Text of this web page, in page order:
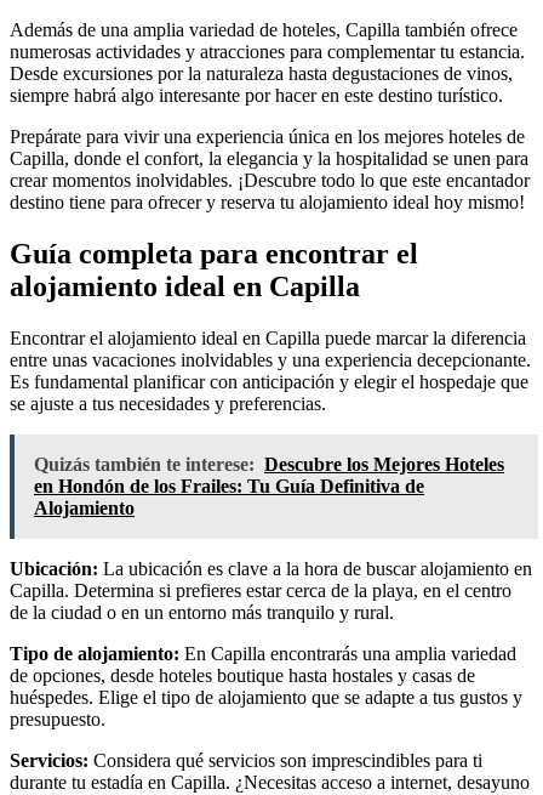
Además de una amplia variedad de hoteles, Capilla también ofrece
numerosas actividades y atracciones para complementar tu estancia.
Desde excursiones por la naturaleza hasta degustaciones de vinos,
siempre habrá algo interesante por hacer en este destino turístico.
Prepárate para vivir una experiencia única en los mejores hoteles de
Capilla, donde el confort, la elegancia y la hospitalidad se unen para
crear momentos inolvidables. ¡Descubre todo lo que este encantador
destino tiene para ofrecer y reserva tu alojamiento ideal hoy mismo!
Guía completa para encontrar el
alojamiento ideal en Capilla
Encontrar el alojamiento ideal en Capilla puede marcar la diferencia
entre unas vacaciones inolvidables y una experiencia decepcionante.
Es fundamental planificar con anticipación y elegir el hospedaje que
se ajuste a tus necesidades y preferencias.
Quizás también te interese: Descubre los Mejores Hoteles
en Hondón de los Frailes: Tu Guía Definitiva de
Alojamiento
Ubicación: La ubicación es clave a la hora de buscar alojamiento en
Capilla. Determina si prefieres estar cerca de la playa, en el centro
de la ciudad o en un entorno más tranquilo y rural.
Tipo de alojamiento: En Capilla encontrarás una amplia variedad
de opciones, desde hoteles boutique hasta hostales y casas de
huéspedes. Elige el tipo de alojamiento que se adapte a tus gustos y
presupuesto.
Servicios: Considera qué servicios son imprescindibles para ti
durante tu estadía en Capilla. ¿Necesitas acceso a internet, desayuno